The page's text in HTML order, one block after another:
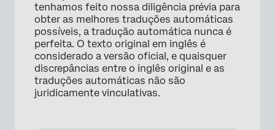
tenhamos feito nossa diligência prévia para
obter as melhores traduções automáticas
possíveis, a tradução automática nunca é
perfeita. O texto original em inglês é
considerado a versão oficial, e quaisquer
discrepâncias entre o inglês original e as
traduções automáticas não são
juridicamente vinculativas.